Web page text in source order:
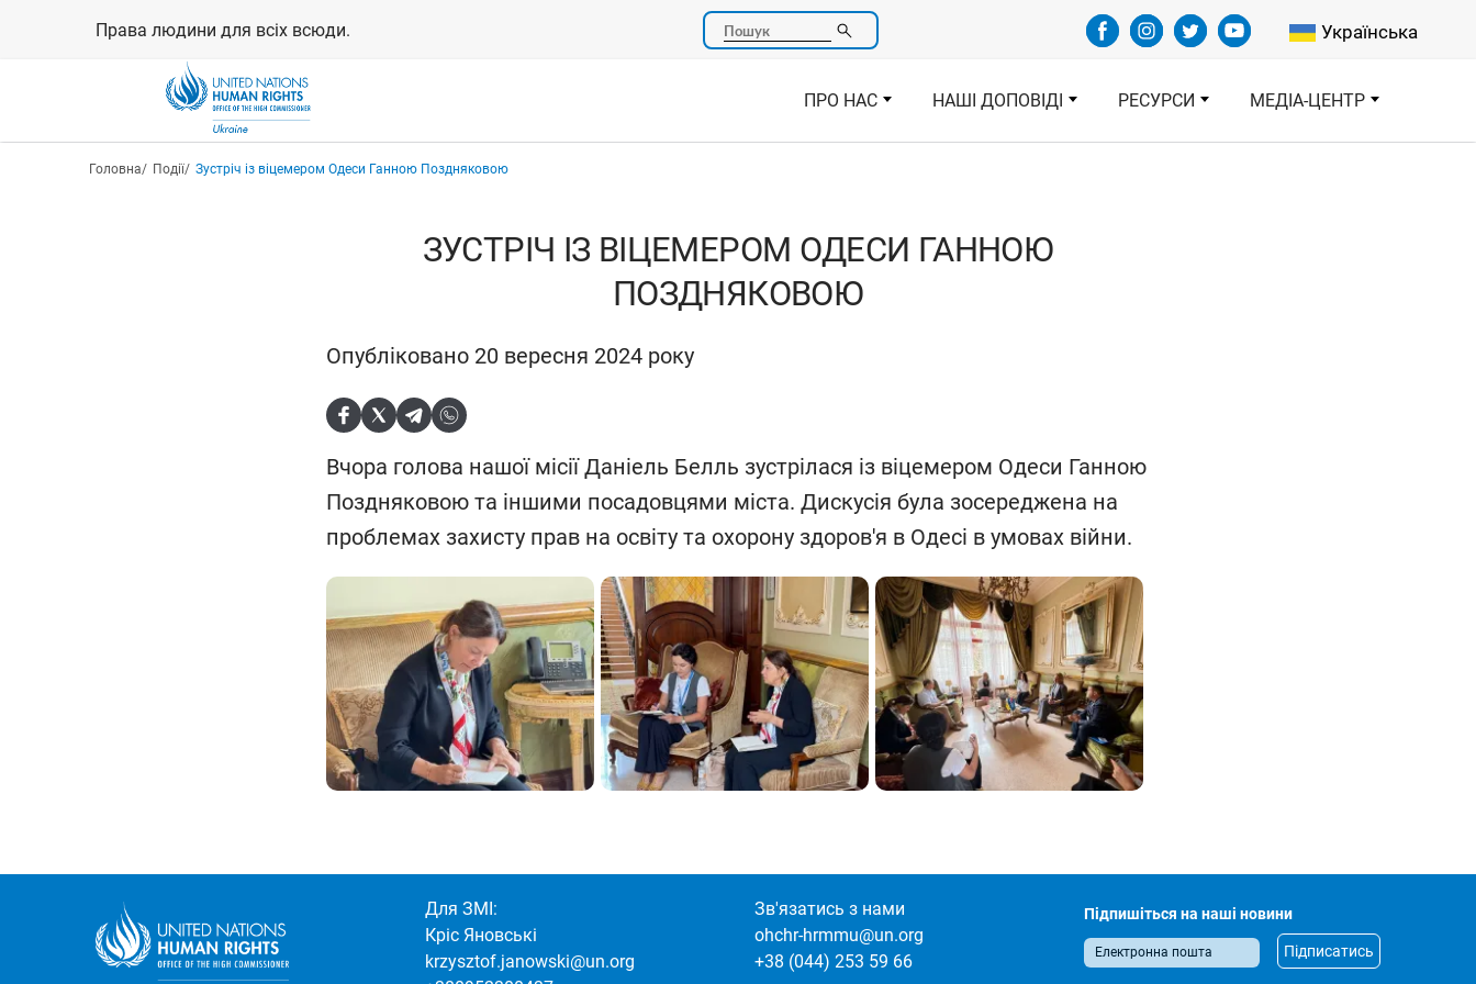
Права людини для всіх всюди. Пошук Select your
Українська
ПРО НАС НАШІ ДОПОВІДІ РЕСУРСИ МЕДІА-ЦЕНТР
Рядок навіґації
Головна Події Зустріч із віцемером Одеси Ганною Поздняковою
ЗУСТРІЧ ІЗ ВІЦЕМЕРОМ ОДЕСИ ГАННОЮ
ПОЗДНЯКОВОЮ
Опубліковано 20 вересня 2024 року
Вчора голова нашої місії Даніель Белль зустрілася із віцемером Одеси Ганною
Поздняковою та іншими посадовцями міста. Дискусія була зосереджена на
проблемах захисту прав на освіту та охорону здоров'я в Одесі в умовах війни.
Для ЗМІ:
Кріс Яновські
krzysztof.janowski@un.org
Зв'язатись з нами
ohchr-hrmmu@un.org
+38 (044) 253 59 66
Підпишіться на наші новини